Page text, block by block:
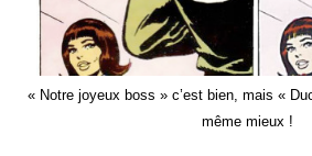
« Notre joyeux boss » c’est bien, mais «
même mieux !